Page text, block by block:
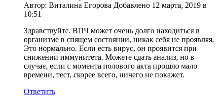
Автор: Виталина Егорова Добавлено 12 марта, 2019 в
10:51
Здравствуйте. ВПЧ может очень долго находиться в
организме в спящем состоянии, никак себя не проявляя.
Это нормально. Если есть вирус, он проявится при
снижении иммунитета. Можете сдать анализ, но в
случае, если с момента полового акта прошло мало
времени, тест, скорее всего, ничего не покажет.
Ответить